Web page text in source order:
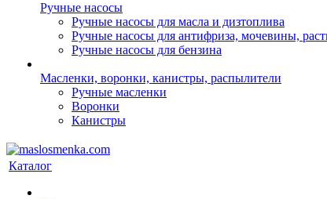
Ручные насосы
Ручные насосы для масла и дизтоплива
Ручные насосы для антифриза, мочевины,
Ручные насосы для бензина
Масленки, воронки, канистры, распылители
Ручные масленки
Воронки
Канистры
Каталог